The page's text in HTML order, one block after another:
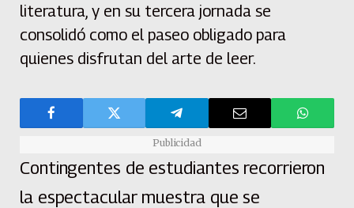
literatura, y en su tercera jornada se
consolidó como el paseo obligado para
quienes disfrutan del arte de leer.
Publicidad
Contingentes de estudiantes recorrieron
la espectacular muestra que se